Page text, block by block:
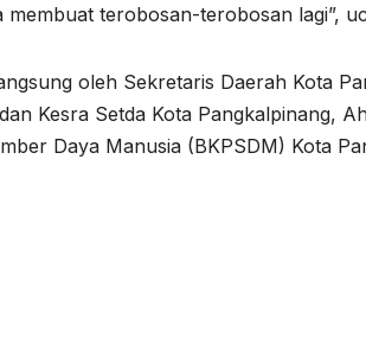
terobosan-terobosan lagi”,
oleh Sekretaris Daerah Kota
Kesra Setda Kota Pangkalpinang,
Daya Manusia (BKPSDM) Kota